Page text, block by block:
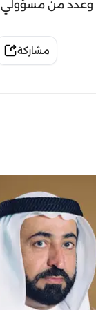
وعدد من مسؤولي
مشاركة